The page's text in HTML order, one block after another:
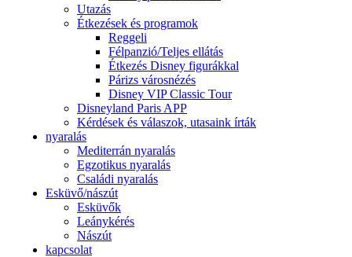
Utazás
Étkezések és programok
Reggeli
Félpanzió/Teljes ellátás
Étkezés Disney figurákkal
Párizs városnézés
Disney VIP Classic Tour
Disneyland Paris APP
Kérdések és válaszok, utasaink írták
nyaralás
Mediterrán nyaralás
Egzotikus nyaralás
Családi nyaralás
Esküvő/nászút
Esküvők
Leánykérés
Nászút
kapcsolat